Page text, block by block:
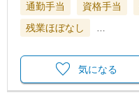
通勤手当
資格手当
残業ほぼなし
…
気になる